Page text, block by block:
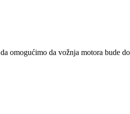
omogućimo da vožnja motora bude